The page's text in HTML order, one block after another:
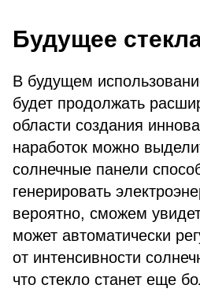
Будущее
В будущем
будет продолжать
области создания
наработок можно
солнечные панели
генерировать
вероятно, сможем
может автоматически
от интенсивности
что стекло станет еще